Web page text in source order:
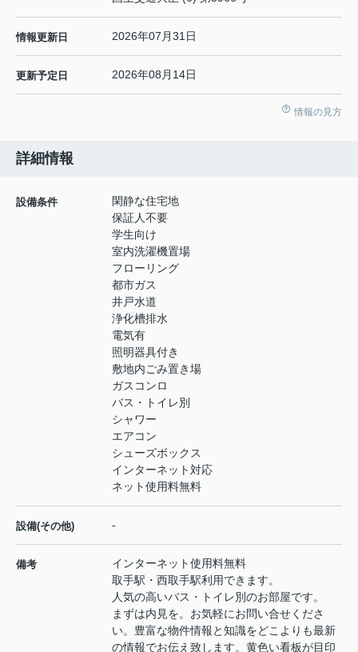
情報更新日 2026年07月31日
更新予定日 2026年08月14日
情報の見方
詳細情報
設備条件
閑静な住宅地
保証人不要
学生向け
室内洗濯機置場
フローリング
都市ガス
井戸水道
浄化槽排水
電気有
照明器具付き
敷地内ごみ置き場
ガスコンロ
バス・トイレ別
シャワー
エアコン
シューズボックス
インターネット対応
ネット使用料無料
設備(その他) -
備考
インターネット使用料無料
取手駅・西取手駅利用できます。
人気の高いバス・トイレ別のお部屋です。
まずは内見を。お気軽にお問い合せくださ
い。豊富な物件情報と知識をどこよりも最新
の情報でお伝え致します。黄色い看板が目印